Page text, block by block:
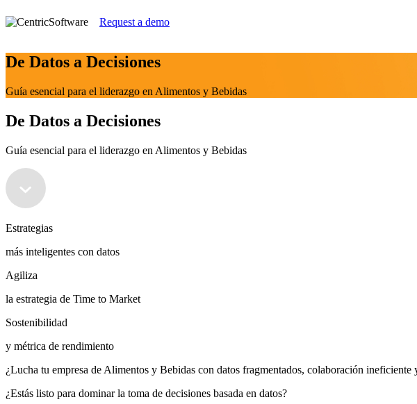
Request a demo
De Datos a Decisiones
Guía esencial para el liderazgo en Alimentos y Bebidas
De Datos a Decisiones
Guía esencial para el liderazgo en Alimentos y Bebidas
Estrategias
más inteligentes con datos
Agiliza
la estrategia de Time to Market
Sostenibilidad
y métrica de rendimiento
¿Lucha tu empresa de Alimentos y Bebidas con datos fragmentados, colaboración ineficiente
¿Estás listo para dominar la toma de decisiones basada en datos?